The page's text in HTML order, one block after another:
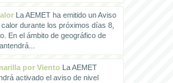
La AEMET ha emitido un Aviso
durante los próximos días 8,
En el ámbito de geográfico de
por VientoLa AEMET
activado el aviso de nivel